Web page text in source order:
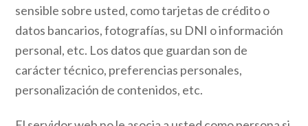
sensible sobre usted, como tarjetas de crédito o
datos bancarios, fotografías, su DNI o información
personal, etc. Los datos que guardan son de
carácter técnico, preferencias personales,
personalización de contenidos, etc.